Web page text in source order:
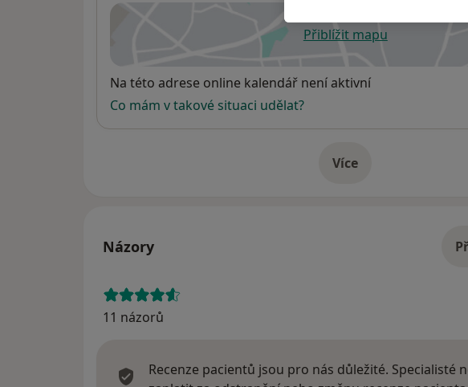
Přiblížit mapuse otevře v nové
Dostupnost
Na této adrese online kalendář není aktivní
Co mám v takové situaci udělat?
Víceo adrese
Názory
11 názorů
Recenze pacientů jsou pro nás důležité. Specialisté